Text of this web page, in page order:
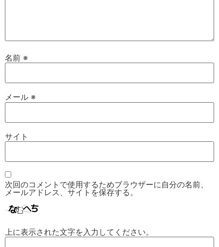
名前 ※
メール ※
サイト
次回のコメントで使用するためブラウザーに自分の名前、
メールアドレス、サイトを保存する。
上に表示された文字を入力してください。